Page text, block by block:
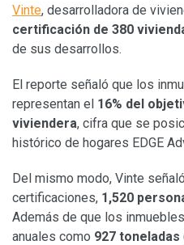
Vinte, desarrolladora de
certificación de 380
de sus desarrollos.
El reporte señaló que los
representan el 16% del
viviendera, cifra que se
histórico de hogares EDGE
Del mismo modo, Vinte
certificaciones, 1,520
Además de que los
anuales como 927 toneladas